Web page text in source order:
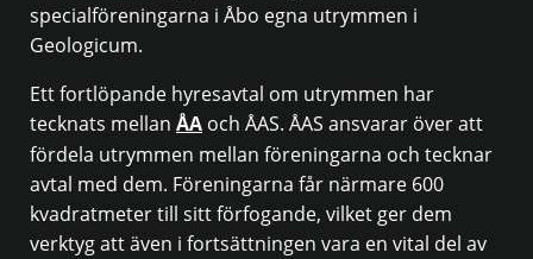
specialföreningarna i Åbo egna utrymmen i
Geologicum.
Ett fortlöpande hyresavtal om utrymmen har
tecknats mellan ÅA och ÅAS. ÅAS ansvarar över att
fördela utrymmen mellan föreningarna och tecknar
avtal med dem. Föreningarna får närmare 600
kvadratmeter till sitt förfogande, vilket ger dem
verktyg att även i fortsättningen vara en vital del av